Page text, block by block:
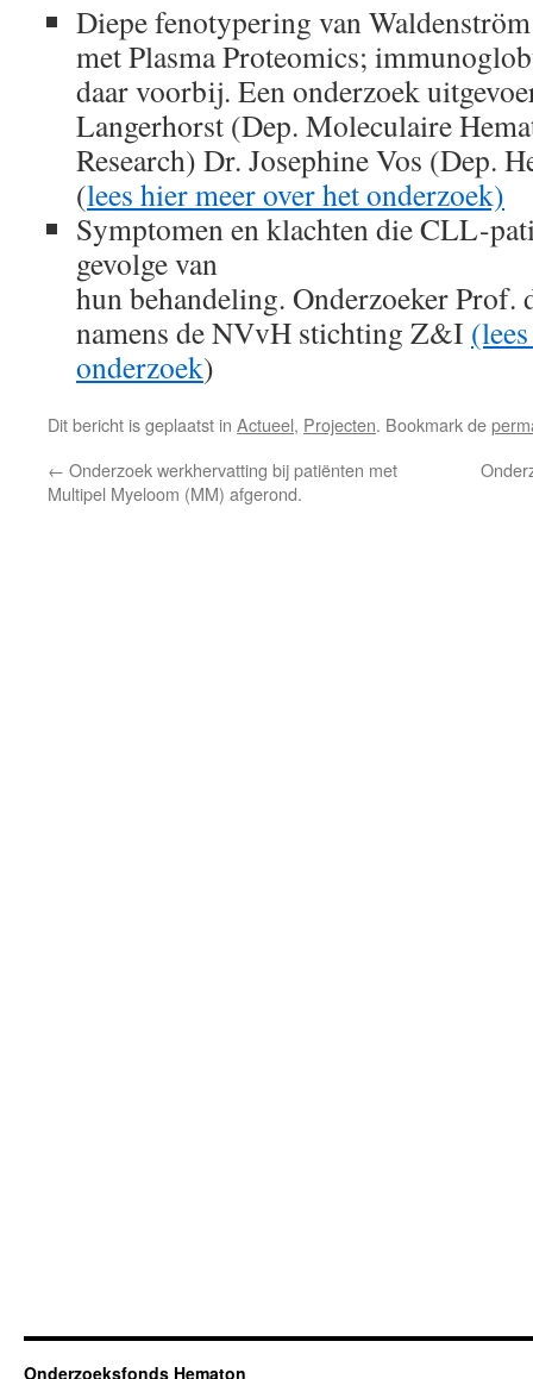
Diepe fenotypering van
met Plasma Proteomics;
daar voorbij. Een onderzoek
Langerhorst (Dep. Moleculaire
Research) Dr. Josephine Vos (Dep.
(lees hier meer over het onderzoek)
Symptomen en klachten die CLL-
gevolge van
hun behandeling. Onderzoeker
namens de NVvH stichting Z&I
onderzoek)
Dit bericht is geplaatst in Actueel, Projecten. Bookmark de
← Onderzoek werkhervatting bij patiënten met
Multipel Myeloom (MM) afgerond.
Onderzoeksfonds Hematon